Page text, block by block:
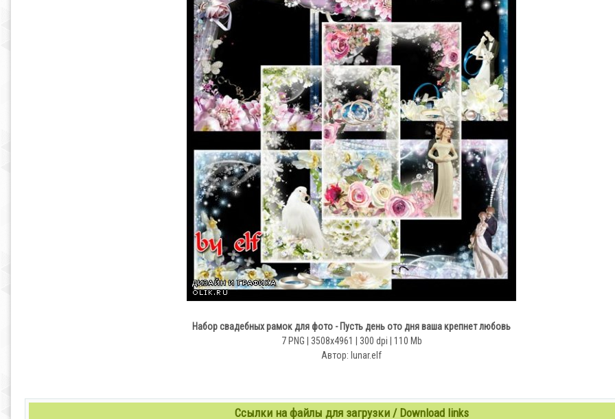
Набор свадебных рамок для фото - Пусть день ото дня ваша крепнет любовь
7 PNG | 3508х4961 | 300 dpi | 110 Mb
Автор: lunar.elf
Ссылки на файлы для загрузки / Download links